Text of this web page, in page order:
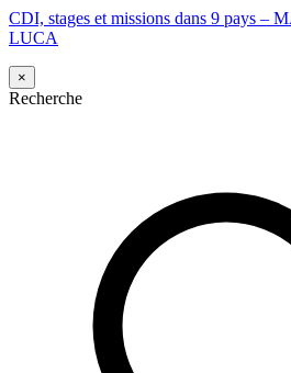
CDI, stages et missions dans 9 pays –
LUCA
×
Recherche